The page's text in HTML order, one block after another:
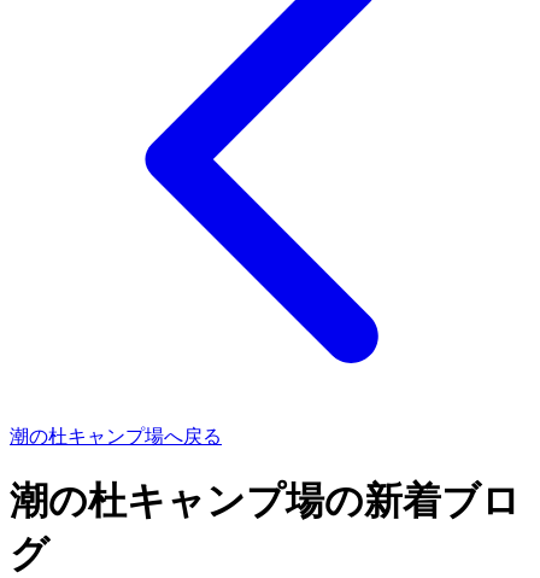
潮の杜キャンプ場へ戻る
潮の杜キャンプ場の新着ブロ
グ